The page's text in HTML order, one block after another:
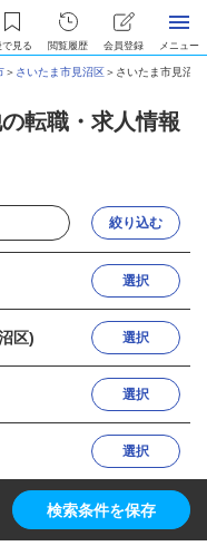
で見る 閲覧履歴 会員登録 メニュー
＞ さいたま市見沼区＞ さいたま市見沼
転職・求人情報
絞り込む
選択
区) 選択
選択
選択
検索条件を保存